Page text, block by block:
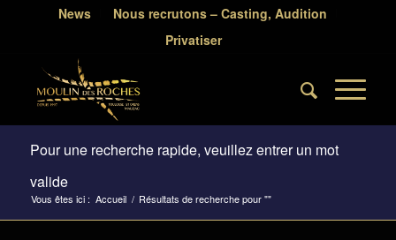
News
Nous recrutons – Casting, Audition
Privatiser
Pour une recherche rapide, veuillez entrer un mot
valide
Vous êtes ici : Accueil / Résultats de recherche pour ""